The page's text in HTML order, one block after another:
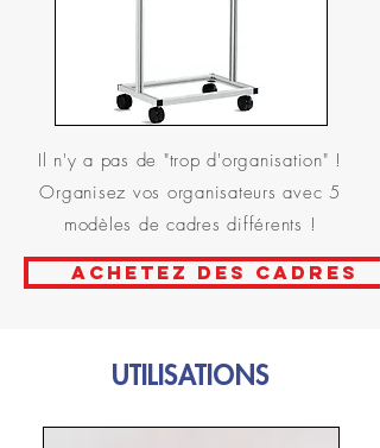
ACHETEZ DES CADRES
Il n'y a pas de "trop d'organisation" !
Organisez vos organisateurs avec 5
modèles de cadres différents !
UTILISATIONS